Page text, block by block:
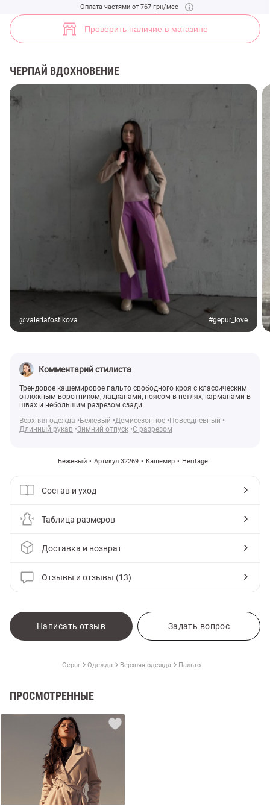
Оплата частями от 767 грн/мес
Проверить наличие в магазине
ЧЕРПАЙ ВДОХНОВЕНИЕ
@valeriafostikova #gepur_love
Комментарий стилиста
Трендовое кашемировое пальто свободного кроя с классическим
отложным воротником, лацканами, поясом в петлях, карманами в
швах и небольшим разрезом сзади.
Верхняя одежда
Бежевый Демисезонное
Повседневный
Длинный рукав Зимний отпуск С разрезом
Бежевый Артикул 32269 Кашемир Heritage
Состав и уход
Таблица размеров
Доставка и возврат
Отзывы и отзывы (13)
Написать отзыв Задать вопрос
Gepur Одежда Верхняя одежда Пальто
ПРОСМОТРЕННЫЕ
(арт. 32269) ♡ интернет-магазин Gepur